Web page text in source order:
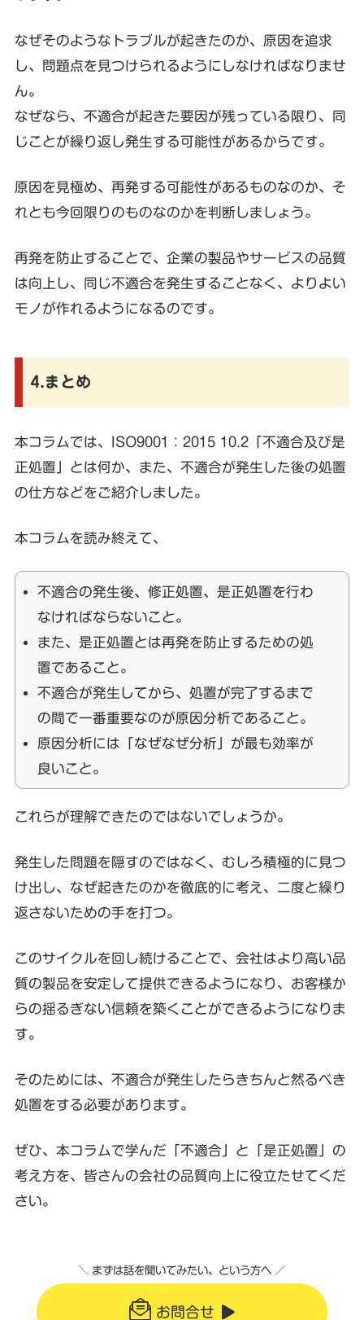
なぜそのようなトラブルが起きたのか、原因を追求
し、問題点を見つけられるようにしなければなりませ
ん。
なぜなら、不適合が起きた要因が残っている限り、同
じことが繰り返し発生する可能性があるからです。
原因を見極め、再発する可能性があるものなのか、そ
れとも今回限りのものなのかを判断しましょう。
再発を防止することで、企業の製品やサービスの品質
は向上し、同じ不適合を発生することなく、よりよい
モノが作れるようになるのです。
4.まとめ
本コラムでは、ISO9001：2015 10.2「不適合及び是
正処置」とは何か、また、不適合が発生した後の処置
の仕方などをご紹介しました。
本コラムを読み終えて、
不適合の発生後、修正処置、是正処置を行わ
なければならないこと。
また、是正処置とは再発を防止するための処
置であること。
不適合が発生してから、処置が完了するまで
の間で一番重要なのが原因分析であること。
原因分析には「なぜなぜ分析」が最も効率が
良いこと。
これらが理解できたのではないでしょうか。
発生した問題を隠すのではなく、むしろ積極的に見つ
け出し、なぜ起きたのかを徹底的に考え、二度と繰り
返さないための手を打つ。
このサイクルを回し続けることで、会社はより高い品
質の製品を安定して提供できるようになり、お客様か
らの揺るぎない信頼を築くことができるようになりま
す。
そのためには、不適合が発生したらきちんと然るべき
処置をする必要があります。
ぜひ、本コラムで学んだ「不適合」と「是正処置」の
考え方を、皆さんの会社の品質向上に役立たせてくだ
さい。
＼ まずは話を聞いてみたい、という方へ ／
お問合せ